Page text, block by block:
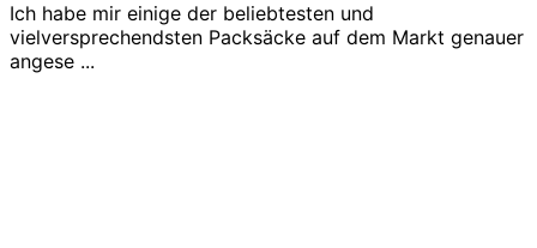
Ich habe mir einige der beliebtesten und
vielversprechendsten Packsäcke auf dem Markt genauer
angese ...